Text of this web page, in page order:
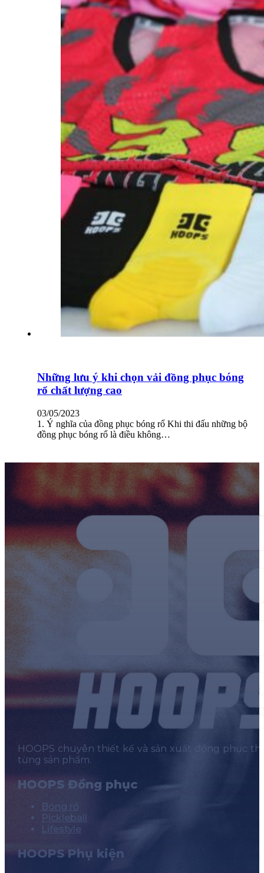
Những lưu ý khi chọn vải đồng phục bóng
rổ chất lượng cao
03/05/2023
1. Ý nghĩa của đồng phục bóng rổ Khi thi đấu những bộ
đồng phục bóng rổ là điều không…
HOOPS chuyên thiết kế và sản xuất đồng phục
từng sản phẩm.
HOOPS Đồng phục
Bóng rổ
Pickleball
Lifestyle
HOOPS Phụ kiện